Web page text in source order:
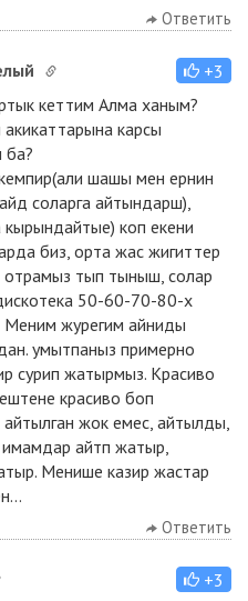
Ответить
+3
кеттим Алма ханым?
карсы
ба?
шашы мен ернин
соларга айтындарш),
коп екени
биз, орта жас жигиттер
отрамыз тып тыныш, солар
50-60-70-80-х
Меним журегим айниды
умытпаныз примерно
сурип жатырмыз. Красиво
красиво боп
айтылган жок емес, айтылды,
айтп жатыр,
Менише казир жастар
Ответить
+3